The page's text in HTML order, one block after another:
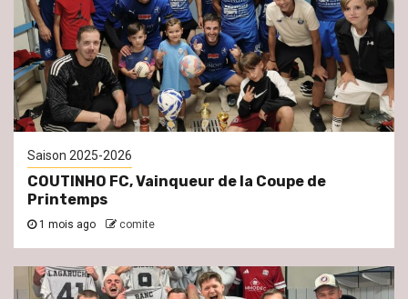
Saison 2025-2026
COUTINHO FC, Vainqueur de la Coupe de
Printemps
1 mois ago comite